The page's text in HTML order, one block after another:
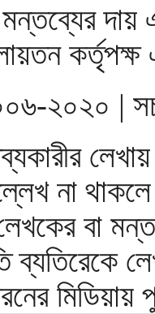
দায়
২০২০ |
না
বা
ব্যতিরেকে
মিডিয়ায়